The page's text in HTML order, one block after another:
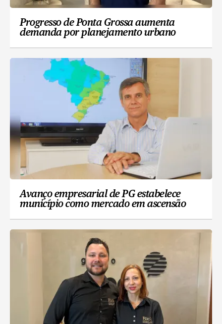
Progresso de Ponta Grossa aumenta
demanda por planejamento urbano
Avanço empresarial de PG estabelece
município como mercado em ascensão